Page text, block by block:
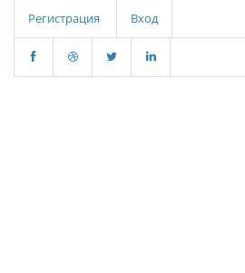
Регистрация Вход